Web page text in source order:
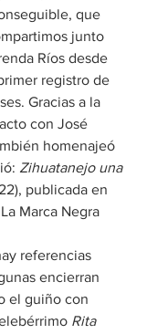
que
junto
Ríos desde
registro de
Gracias a la
con José
homenajeó
Zihuatanejo una
publicada en
Marca Negra
referencias
encierran
el guiño con
Rita